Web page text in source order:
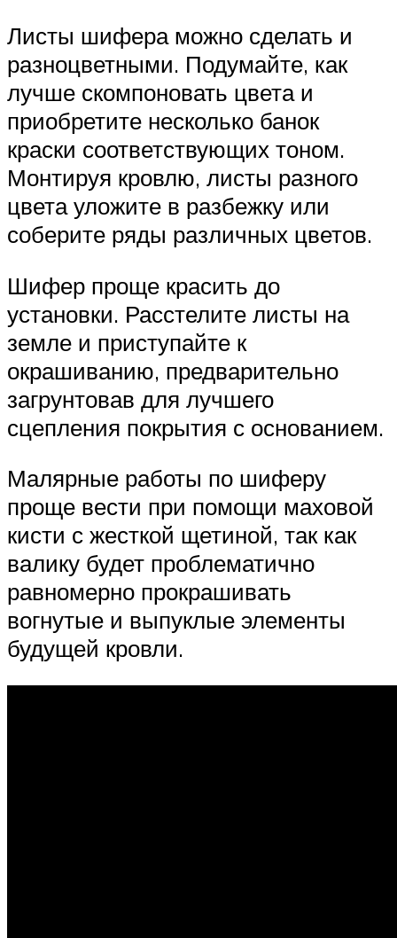
Листы шифера можно сделать и
разноцветными. Подумайте, как
лучше скомпоновать цвета и
приобретите несколько банок
краски соответствующих тоном.
Монтируя кровлю, листы разного
цвета уложите в разбежку или
соберите ряды различных цветов.
Шифер проще красить до
установки. Расстелите листы на
земле и приступайте к
окрашиванию, предварительно
загрунтовав для лучшего
сцепления покрытия с основанием.
Малярные работы по шиферу
проще вести при помощи маховой
кисти с жесткой щетиной, так как
валику будет проблематично
равномерно прокрашивать
вогнутые и выпуклые элементы
будущей кровли.